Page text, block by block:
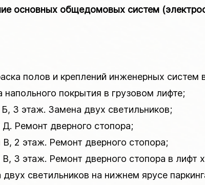
основных общедомовых систем
полов и креплений инженерных систем
напольного покрытия в грузовом лифте;
Б, 3 этаж. Замена двух светильников;
Д. Ремонт дверного стопора;
В, 2 этаж. Ремонт дверного стопора;
В, 3 этаж. Ремонт дверного стопора в лифт
светильников на нижнем ярусе